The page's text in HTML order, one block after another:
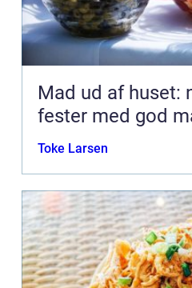
Mad ud af huset:
fester med god
Toke Larsen